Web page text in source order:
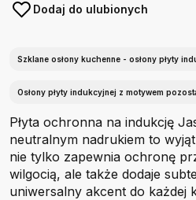
Dodaj do ulubionych
Szklane osłony kuchenne - osłony płyty
Osłony płyty indukcyjnej z motywem
Płyta ochronna na indukcję
neutralnym nadrukiem to
nie tylko zapewnia ochronę
wilgocią, ale także dodaje
uniwersalny akcent do każdej